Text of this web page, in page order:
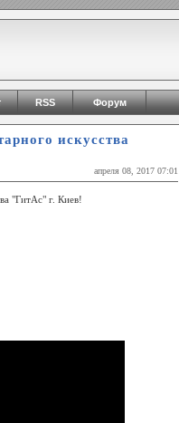
RSS Форум
искусства
апреля 08, 2017 07:01
"ГитАс" г. Киев!